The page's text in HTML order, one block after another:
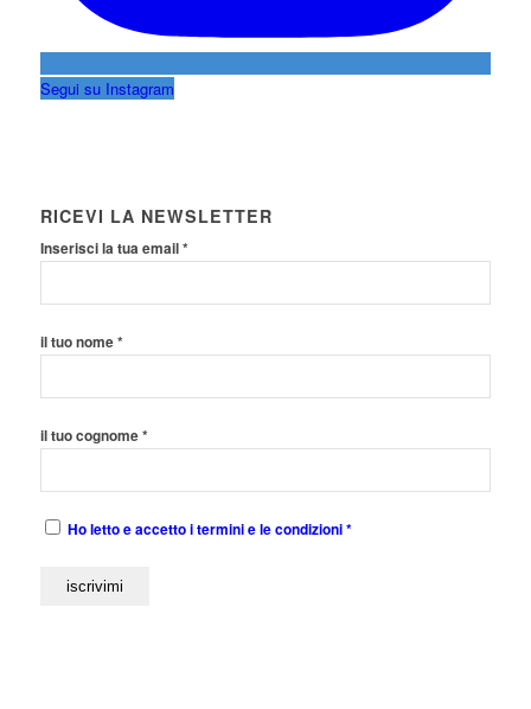
Segui su Instagram
RICEVI LA NEWSLETTER
Inserisci la tua email *
il tuo nome *
il tuo cognome *
Ho letto e accetto i termini e le condizioni *